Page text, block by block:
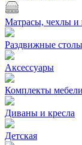
Матрасы, чехлы и
Раздвижные столы
Аксессуары
Комплекты мебели
Диваны и кресла
Детская